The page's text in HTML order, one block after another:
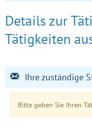
Details zur
Tätigkeiten
Ihre zuständige
Bitte geben Sie Ihren